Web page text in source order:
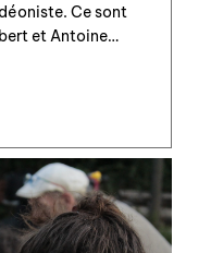
Ce sont
et Antoine